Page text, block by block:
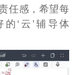
任感，希望每
‘云’辅导体